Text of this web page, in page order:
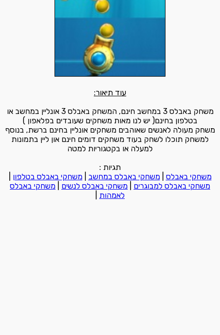
עוד תיאור:
משחק באבלס 3 במחשב חינם, המשחק באבלס 3 אונליין במחשב או
בטלפון בחינם( יש לנו מאות משחקים שעובדים בפלאפון )
משחק מעולה לאנשים שאוהבים משחקים אונליין בחינם ברשת, בנוסף
למשחק תוכלו לשחק בעוד משחקים דומים חינם און ליין בתמונות
למעלה או בקטגוריות למטה
תגיות :
משחקי באבלס |משחקי באבלס במחשב |משחקי באבלס בטלפון
משחקי באבלס למבוגרים
משחקי באבלס לנשים
משחקי באבלס
לאמהות